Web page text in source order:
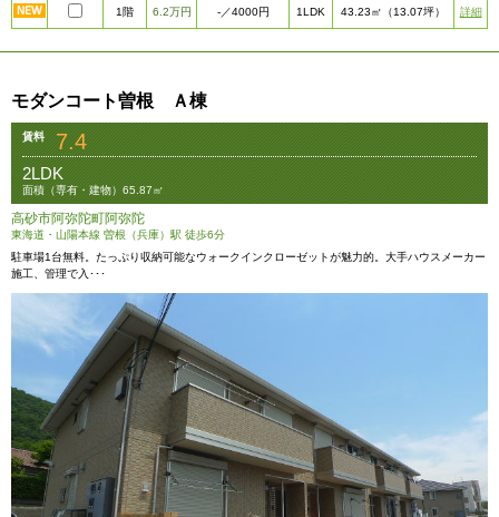
1階 6.2万円 -／4000円 1LDK 43.23㎡ （13.07坪） 詳細
モダンコート曽根 Ａ棟
賃料 7.4
2LDK
面積（専有・建物）65.87㎡
高砂市阿弥陀町阿弥陀
東海道・山陽本線 曽根（兵庫）駅 徒歩6分
駐車場1台無料。たっぷり収納可能なウォークインクローゼットが魅力的。大手ハウスメーカー
施工、管理で入･･･